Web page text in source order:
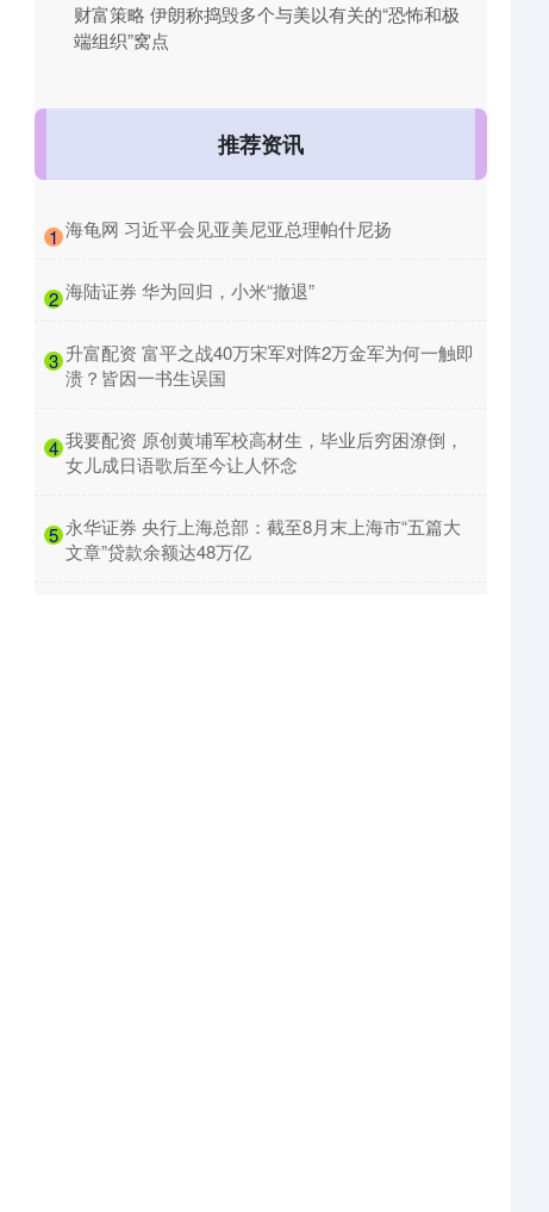
财富策略 伊朗称捣毁多个与美以有关的“恐怖和极
端组织”窝点
推荐资讯
1 ​海龟网 习近平会见亚美尼亚总理帕什尼扬
2 ​海陆证券 华为回归，小米“撤退”
3 ​升富配资 富平之战40万宋军对阵2万金军为何一触即
溃？皆因一书生误国
4 ​我要配资 原创黄埔军校高材生，毕业后穷困潦倒，
女儿成日语歌后至今让人怀念
5 ​永华证券 央行上海总部：截至8月末上海市“五篇大
文章”贷款余额达48万亿